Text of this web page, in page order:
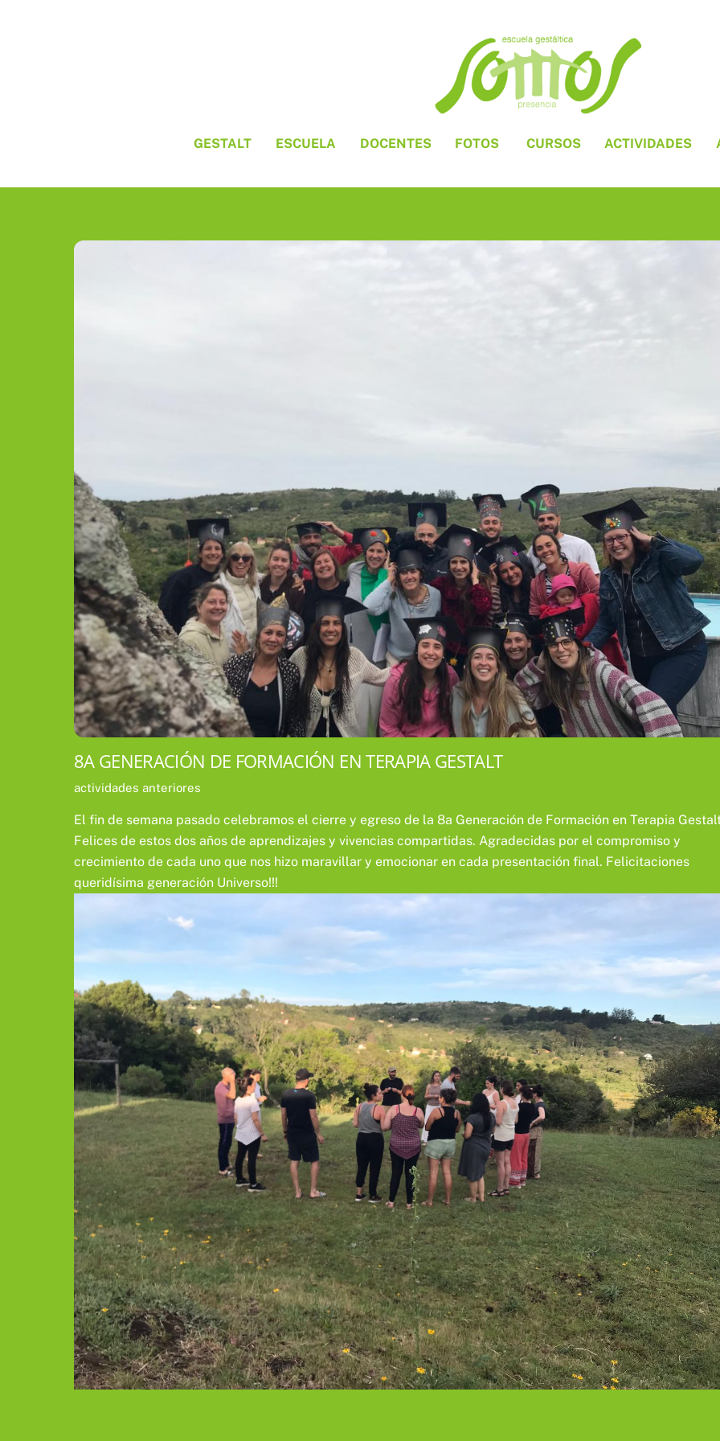
GESTALT ESCUELA DOCENTES FOTOS CURSOS ACTIVIDADES
8A GENERACIÓN DE FORMACIÓN EN TERAPIA GESTALT
actividades anteriores
El fin de semana pasado celebramos el cierre y egreso de la 8a Generación de Formación en Terapia
Felices de estos dos años de aprendizajes y vivencias compartidas. Agradecidas por el compromiso y
crecimiento de cada uno que nos hizo maravillar y emocionar en cada presentación final. Felicitaciones
queridísima generación Universo!!!